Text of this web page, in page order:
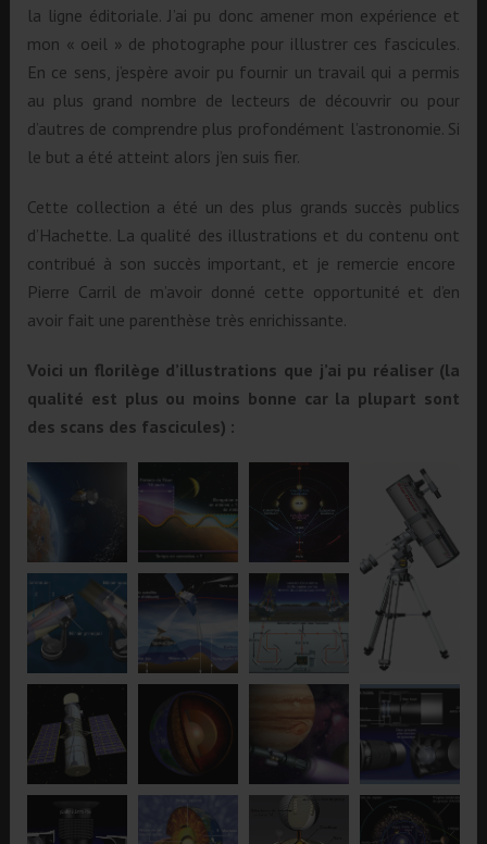
la ligne éditoriale. J’ai pu donc amener mon expérience et
mon « oeil » de photographe pour illustrer ces fascicules.
En ce sens, j’espère avoir pu fournir un travail qui a permis
au plus grand nombre de lecteurs de découvrir ou pour
d’autres de comprendre plus profondément l’astronomie. Si
le but a été atteint alors j’en suis fier.
Cette collection a été un des plus grands succès publics
d’Hachette. La qualité des illustrations et du contenu ont
contribué à son succès important, et je remercie encore
Pierre Carril de m’avoir donné cette opportunité et d’en
avoir fait une parenthèse très enrichissante.
Voici un florilège d’illustrations que j’ai pu réaliser (la
qualité est plus ou moins bonne car la plupart sont
des scans des fascicules) :